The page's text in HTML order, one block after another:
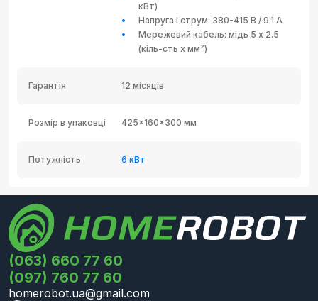
кВт)
Напруга і струм: 380-415 В / 9.1 А
Мережевий кабель: мідь 5 х 2.5
(кіль-сть х мм²)
Гарантія 12 місяців
Розмір в упаковці 425x160x300 мм
Потужність 6 кВт
(063) 660 77 60
(097) 760 77 60
homerobot.ua@gmail.com